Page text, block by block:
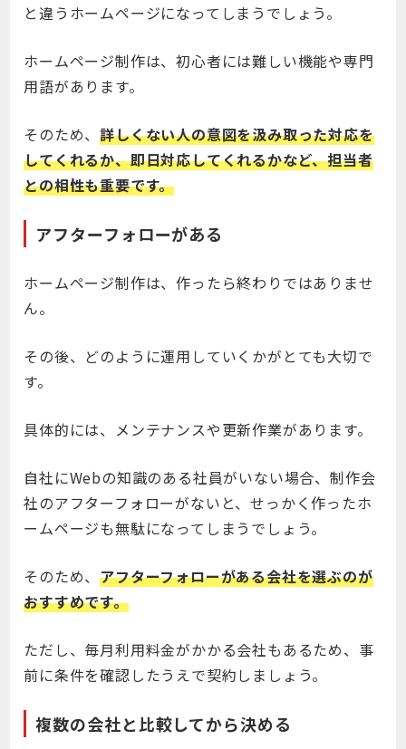
と違うホームページになってしまうでしょう。
ホームページ制作は、初心者には難しい機能や専門
用語があります。
そのため、詳しくない人の意図を汲み取った対応を
してくれるか、即日対応してくれるかなど、担当者
との相性も重要です。
アフターフォローがある
ホームページ制作は、作ったら終わりではありませ
ん。
その後、どのように運用していくかがとても大切で
す。
具体的には、メンテナンスや更新作業があります。
自社にWebの知識のある社員がいない場合、制作会
社のアフターフォローがないと、せっかく作ったホ
ームページも無駄になってしまうでしょう。
そのため、アフターフォローがある会社を選ぶのが
おすすめです。
ただし、毎月利用料金がかかる会社もあるため、事
前に条件を確認したうえで契約しましょう。
複数の会社と比較してから決める